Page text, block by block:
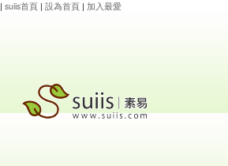
| suiis首頁 | 設為首頁 | 加入最愛